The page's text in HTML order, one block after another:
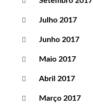
Julho 2017
Junho 2017
Maio 2017
Abril 2017
Março 2017